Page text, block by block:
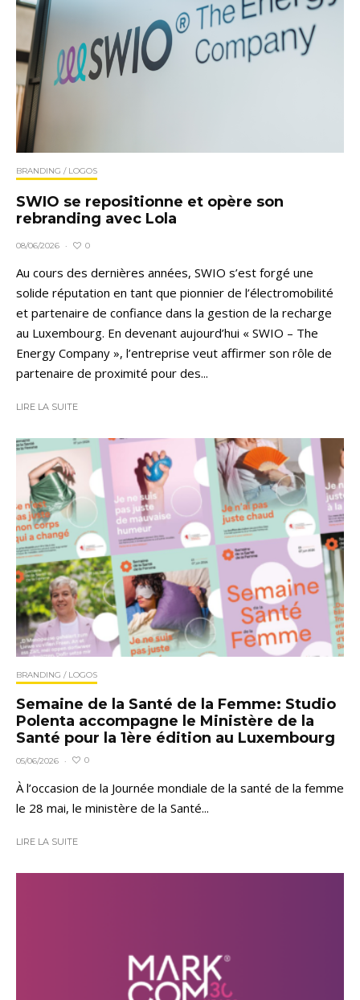
BRANDING / LOGOS
SWIO se repositionne et opère son
rebranding avec Lola
08/06/2026 · 0
Au cours des dernières années, SWIO s’est forgé une
solide réputation en tant que pionnier de l’électromobilité
et partenaire de confiance dans la gestion de la recharge
au Luxembourg. En devenant aujourd’hui « SWIO – The
Energy Company », l’entreprise veut affirmer son rôle de
partenaire de proximité pour des...
LIRE LA SUITE
BRANDING / LOGOS
Semaine de la Santé de la Femme: Studio
Polenta accompagne le Ministère de la
Santé pour la 1ère édition au Luxembourg
05/06/2026 · 0
À l’occasion de la Journée mondiale de la santé de la femme
le 28 mai, le ministère de la Santé...
LIRE LA SUITE